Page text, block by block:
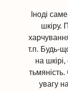
Іноді
шкіру.
т.п. Будь-
на
увагу